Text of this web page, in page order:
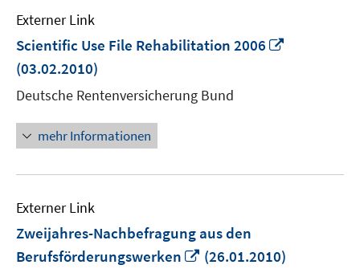
Externer Link
Scientific Use File Rehabilitation 2006
(03.02.2010)
Deutsche Rentenversicherung Bund
mehr Informationen
Externer Link
Zweijahres-Nachbefragung aus den
Berufsförderungswerken
In
(26.01.2010)